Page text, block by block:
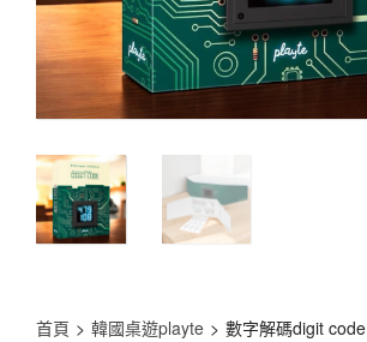
首頁 > 韓國桌遊playte > 數字解碼digit code